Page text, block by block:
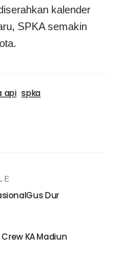
kalender
SPKA semakin
api spka
Dur
KA Madiun